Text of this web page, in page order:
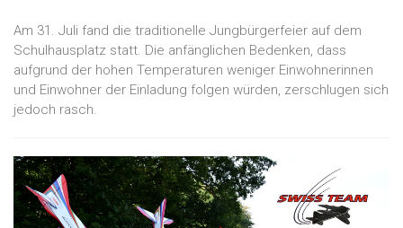
Am 31. Juli fand die traditionelle Jungbürgerfeier auf dem
Schulhausplatz statt. Die anfänglichen Bedenken, dass
aufgrund der hohen Temperaturen weniger Einwohnerinnen
und Einwohner der Einladung folgen würden, zerschlugen sich
jedoch rasch.